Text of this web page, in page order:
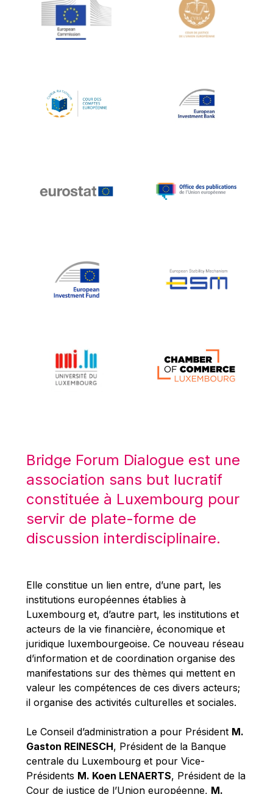
Jean-Louis Schiltz
Jean-Victor Louis
Johnny Åkerholm
Katharien L.C. Hunt
Klaus-Heiner Lehne
Koen LENAERTS
Lars Heikensten
Lucas Papademos
Máire Geoghegan-Quinn
Mario Centeno
Mario Monti
Maroš ŠEFČOVIČ
Martin Bailey
Martine Reicherts
Michael Sohlman
Michel Goedert
Mireille Delmas-Marty
Nobuo Tanaka
Otmar Issing
Paolo Mengozzi
Paschal Donohoe
Pat Cox
Patrizia Nanz
Philippe Maystadt
Pierre Gramegna
Bridge Forum Dialogue est une
association sans but lucratif
constituée à Luxembourg pour
servir de plate-forme de
discussion interdisciplinaire.
Elle constitue un lien entre, d’une part, les
institutions européennes établies à
Luxembourg et, d’autre part, les institutions et
acteurs de la vie financière, économique et
juridique luxembourgeoise. Ce nouveau réseau
d’information et de coordination organise des
manifestations sur des thèmes qui mettent en
valeur les compétences de ces divers acteurs;
il organise des activités culturelles et sociales.
Le Conseil d’administration a pour Président M.
Gaston REINESCH, Président de la Banque
centrale du Luxembourg et pour Vice-
Présidents M. Koen LENAERTS, Président de la
Cour de justice de l’Union européenne, M.